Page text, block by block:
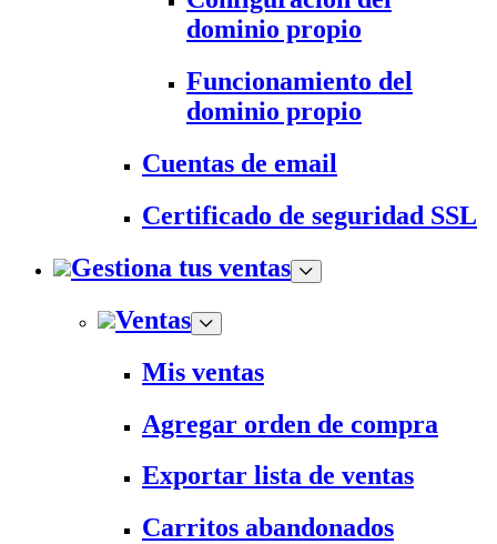
dominio propio
Funcionamiento del
dominio propio
Cuentas de email
Certificado de seguridad SSL
Gestiona tus ventas
Ventas
Mis ventas
Agregar orden de compra
Exportar lista de ventas
Carritos abandonados